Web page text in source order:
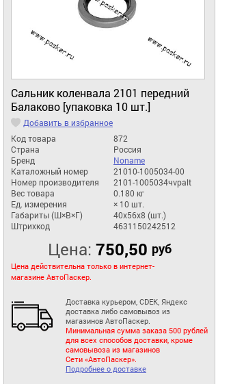
Сальник коленвала 2101 передний
Балаково [упаковка 10 шт.]
Добавить в избранное
Код товара
872
Страна
Россия
Бренд
Noname
Каталожный номер
21010-1005034-00
Номер производителя
2101-1005034чvpalt
Вес товара
0.180 кг
Ед. измерения
× 10 шт.
Габариты (Ш×В×Г)
40x56x8 (шт.)
Штрихкод
4631150242512
Цена: 750,50 руб
Цена действительна только в интернет-
магазине АвтоПаскер.
Доставка курьером, CDEK, Яндекс
доставка либо самовывоз из
магазинов АвтоПаскер.
Минимальная сумма заказа 500 рублей
для всех способов доставки, кроме
самовывоза из магазинов
Сети «АвтоПаскер».
Подробнее о доставке